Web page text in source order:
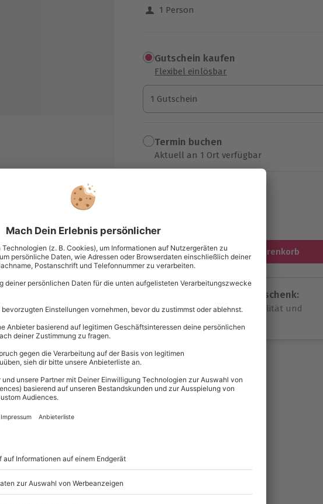
1 Person
Gutschein kaufen
Flexibel einlösbar
1 Gutschein
1 Gutschein
1 Gutschein
Termin buchen
Aktuell an 1 Ort verfügbar
In den Warenkorb
Immer das passende Geschenk:
Große Auswahl, volle Flexibilität und
Über 9.000 unvergessliche
Volle Flexibilität
Jeder Gutschein für alle Erlebnisse
werden
6er Zimmer) fühlt
in die natürliche
idealen Ort, um
feinen
sieben Nächte in
verwöhnt.
Hof-Atemübungen
bringt
Spüre die